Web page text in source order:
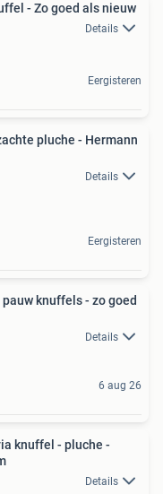
- Zo goed als nieuw
Details
Eergisteren
pluche - Hermann
Details
Eergisteren
knuffels - zo goed
Details
6 aug 26
knuffel - pluche -
Details